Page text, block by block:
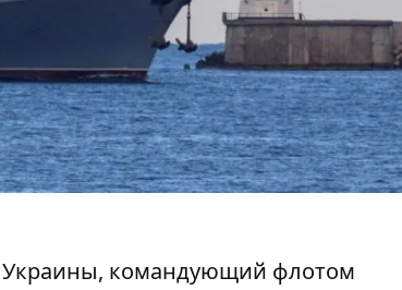
командующий флотом